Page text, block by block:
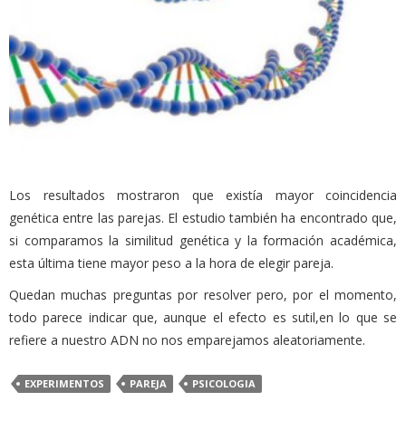
Los resultados mostraron que existía mayor coincidencia
genética entre las parejas. El estudio también ha encontrado que,
si comparamos la similitud genética y la formación académica,
esta última tiene mayor peso a la hora de elegir pareja.
Quedan muchas preguntas por resolver pero, por el momento,
todo parece indicar que, aunque el efecto es sutil,en lo que se
refiere a nuestro ADN no nos emparejamos aleatoriamente.
EXPERIMENTOS PAREJA PSICOLOGIA